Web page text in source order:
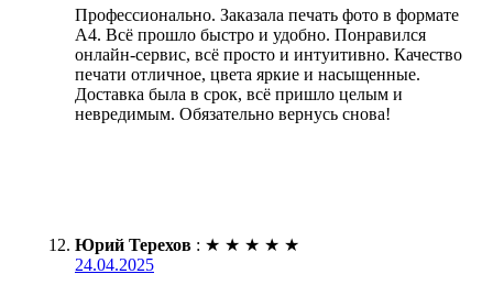
Профессионально. Заказала печать фото в формате
А4. Всё прошло быстро и удобно. Понравился
онлайн-сервис, всё просто и интуитивно. Качество
печати отличное, цвета яркие и насыщенные.
Доставка была в срок, всё пришло целым и
невредимым. Обязательно вернусь снова!
Юрий Терехов : ★ ★ ★ ★ ★
24.04.2025